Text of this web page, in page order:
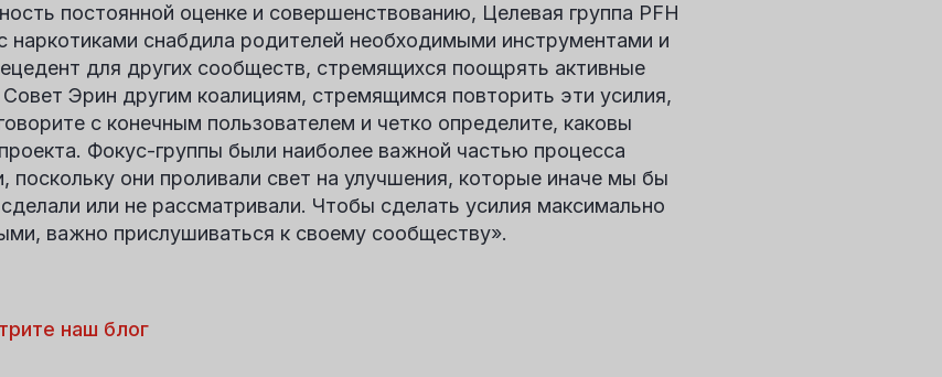
постоянной оценке и совершенствованию, Целевая группа PFH
наркотиками снабдила родителей необходимыми инструментами и
для других сообществ, стремящихся поощрять активные
Совет Эрин другим коалициям, стремящимся повторить эти усилия,
с конечным пользователем и четко определите, каковы
Фокус-группы были наиболее важной частью процесса
поскольку они проливали свет на улучшения, которые иначе мы бы
сделали или не рассматривали. Чтобы сделать усилия максимально
важно прислушиваться к своему сообществу».
наш блог